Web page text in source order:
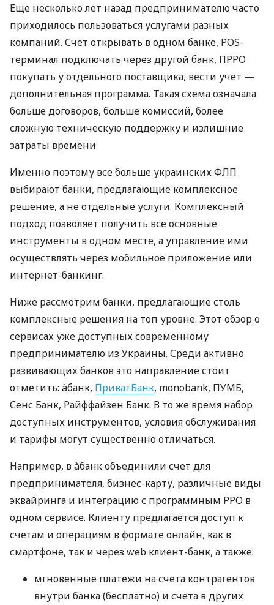
Еще несколько лет назад предпринимателю часто
приходилось пользоваться услугами разных
компаний. Счет открывать в одном банке, POS-
терминал подключать через другой банк, ПРРО
покупать у отдельного поставщика, вести учет —
дополнительная программа. Такая схема означала
больше договоров, больше комиссий, более
сложную техническую поддержку и излишние
затраты времени.
Именно поэтому все больше украинских ФЛП
выбирают банки, предлагающие комплексное
решение, а не отдельные услуги. Комплексный
подход позволяет получить все основные
инструменты в одном месте, а управление ими
осуществлять через мобильное приложение или
интернет-банкинг.
Ниже рассмотрим банки, предлагающие столь
комплексные решения на топ уровне. Этот обзор о
сервисах уже доступных современному
предпринимателю из Украины. Среди активно
развивающих банков это направление стоит
отметить: àбанк, ПриватБанк, monobank, ПУМБ,
Сенс Банк, Райффайзен Банк. В то же время набор
доступных инструментов, условия обслуживания
и тарифы могут существенно отличаться.
Например, в àбанк объединили счет для
предпринимателя, бизнес-карту, различные виды
эквайринга и интеграцию с программным РРО в
одном сервисе. Клиенту предлагается доступ к
счетам и операциям в формате онлайн, как в
смартфоне, так и через web клиент-банк, а также:
мгновенные платежи на счета контрагентов
внутри банка (бесплатно) и счета в других